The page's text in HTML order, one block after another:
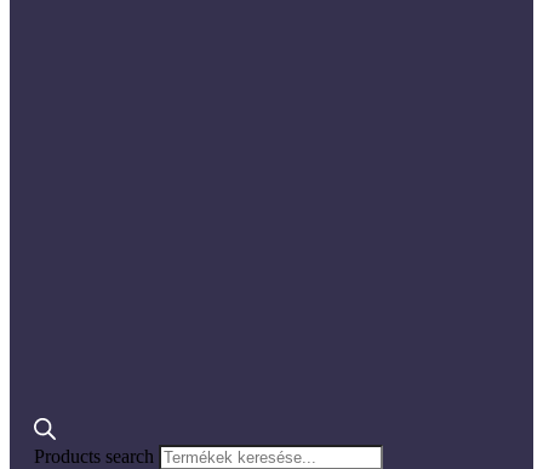
Products search